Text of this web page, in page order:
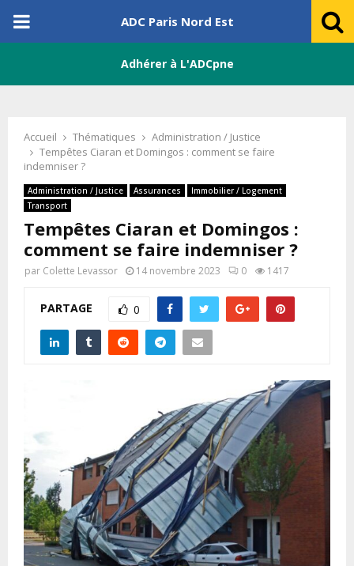
PRIMARY
ADC Paris Nord Est
Adhérer à L'ADCpne
Accueil Thématiques
Administration / Justice
Tempêtes Ciaran et Domingos : comment se faire
indemniser ?
Administration / Justice Assurances
Immobilier / Logement
Transport
Tempêtes Ciaran et Domingos :
comment se faire indemniser ?
par Colette Levassor 14 novembre 2023 0 1417
PARTAGE 0